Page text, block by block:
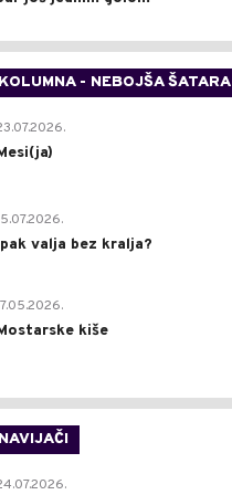
- NEBOJŠA ŠATARA
valja bez kralja?
kiše